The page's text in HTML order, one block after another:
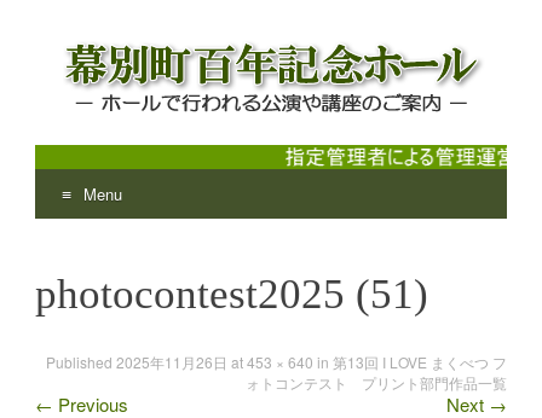
幕別町百年記念ホール
ホールで行われる公演や講座のご案内
Menu
content
photocontest2025 (51)
Published 2025年11月26日 at453 × 640 in 第13回 I LOVE まくべつ フ
ォトコンテスト プリント部門作品一覧
← Previous Next →